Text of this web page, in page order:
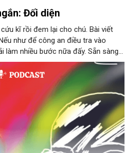
Đối diện
kĩ rồi đem lại cho chú. Bài viết
như để công an điều tra vào
làm nhiều bước nữa đấy. Sẵn sàng
tập bài viết đưa lại cho Thy. Cô
thứ ba, loạt bài phóng sự của mình
lại...